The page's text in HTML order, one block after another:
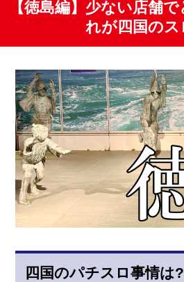
【徳島編】少ない店舗
れが四国のス
四国のパチスロ事情は?